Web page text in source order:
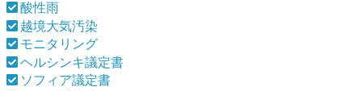
酸性雨
越境大気汚染
モニタリング
ヘルシンキ議定書
ソフィア議定書